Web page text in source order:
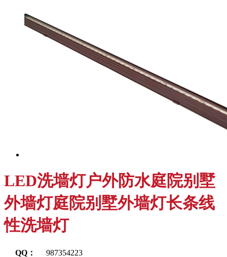
LED洗墙灯户外防水庭院别墅
外墙灯庭院别墅外墙灯长条线
性洗墙灯
QQ：
987354223